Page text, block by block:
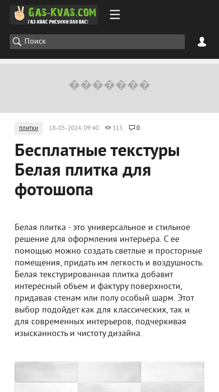
плитки 18-05-2024, 09:40 313 0
Бесплатные текстуры
Белая плитка для
фотошопа
Белая плитка - это универсальное и стильное
решение для оформления интерьера. С ее
помощью можно создать светлые и просторные
помещения, придать им легкость и воздушность.
Белая текстурированная плитка добавит
интересный объем и фактуру поверхности,
придавая стенам или полу особый шарм. Этот
выбор подойдет как для классических, так и
для современных интерьеров, подчеркивая
изысканность и чистоту дизайна.